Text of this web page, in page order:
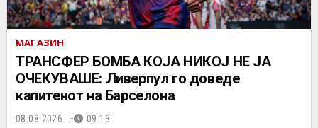
МАГАЗИН
ТРАНСФЕР БОМБА КОЈА НИКОЈ НЕ ЈА
ОЧЕКУВАШЕ: Ливерпул го доведе
капитенот на Барселона
08.08.2026. 09:13